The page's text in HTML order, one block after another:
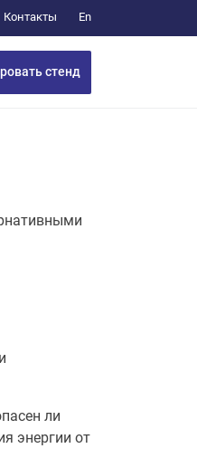
Контакты En
стенд
ли
энергии от